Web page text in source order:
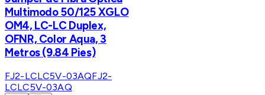
Multimodo 50/125 XGLO
OM4, LC-LC Duplex,
OFNR, Color Aqua, 3
Metros (9.84 Pies)
FJ2-LCLC5V-03AQFJ2-
LCLC5V-03AQ